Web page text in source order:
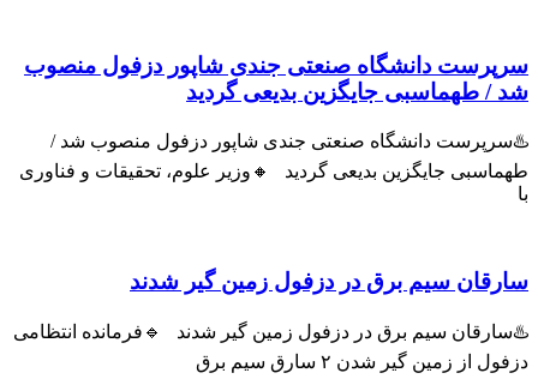
دانشگاه صنعتی جندی شاپور دزفول منصوب
طهماسبی جایگزین بدیعی گردید
دانشگاه صنعتی جندی شاپور دزفول منصوب شد /
جایگزین بدیعی گردید 🔸وزیر علوم، تحقیقات و فناوری
سیم برق در دزفول زمین گیر شدند
سیم برق در دزفول زمین گیر شدند 🔹فرمانده انتظامی
زمین گیر شدن ۲ سارق سیم برق